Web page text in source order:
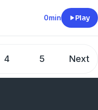
Nosso apoiador: A
apoia o Podcast
0min Play
4 5 Next